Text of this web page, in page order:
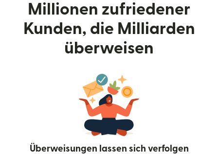
Millionen zufriedener
Kunden, die Milliarden
überweisen
Überweisungen lassen sich verfolgen